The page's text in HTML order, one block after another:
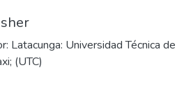
Latacunga: Universidad Técnica de
(UTC)